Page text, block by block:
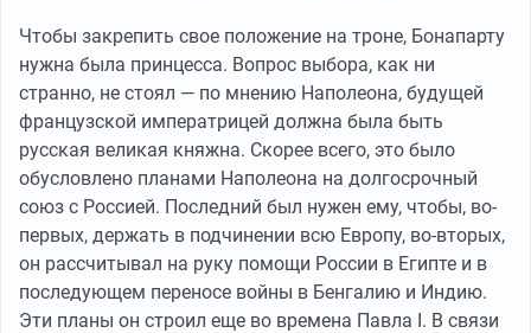
Чтобы закрепить свое положение на троне, Бонапарту
нужна была принцесса. Вопрос выбора, как ни
странно, не стоял — по мнению Наполеона, будущей
французской императрицей должна была быть
русская великая княжна. Скорее всего, это было
обусловлено планами Наполеона на долгосрочный
союз с Россией. Последний был нужен ему, чтобы, во-
первых, держать в подчинении всю Европу, во-вторых,
он рассчитывал на руку помощи России в Египте и в
последующем переносе войны в Бенгалию и Индию.
Эти планы он строил еще во времена Павла I. В связи